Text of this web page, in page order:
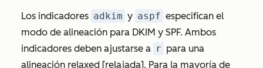
Los indicadores adkim y aspf especifican el
modo de alineación para DKIM y SPF. Ambos
indicadores deben ajustarse a r para una
alineación relaxed [relajada]. Para la mayoría de